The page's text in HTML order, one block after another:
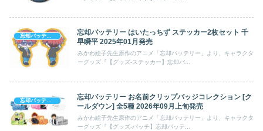
忘却バッテリー はいたっちず ステッカー2枚セット 千
早瞬平 2025年01月発売
みかわ絵子先生原作のアニメ「忘却バッテリー」より、キャラクタ
ーグッズ『【グッズ-ステッカー】忘却バ...
忘却バッテリー お名前クリップバッジコレクション [ク
ールダウン] 全5種 2026年09月上旬発売
みかわ絵子先生原作のアニメ「忘却バッテリー」より、キャラクタ
ーグッズ『【グッズ-バッチ】忘却バッテ...